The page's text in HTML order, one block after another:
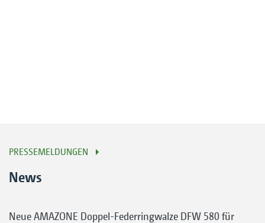
PRESSEMELDUNGEN
News
Neue AMAZONE Doppel-Federringwalze DFW 580 für